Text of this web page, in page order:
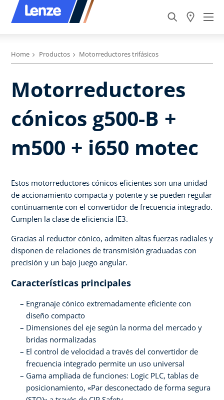
Home Productos Motorreductores trifásicos
Motorreductores
cónicos g500-B +
m500 + i650 motec
Estos motorreductores cónicos eficientes son una unidad
de accionamiento compacta y potente y se pueden regular
continuamente con el convertidor de frecuencia integrado.
Cumplen la clase de eficiencia IE3.
Gracias al reductor cónico, admiten altas fuerzas radiales y
disponen de relaciones de transmisión graduadas con
precisión y un bajo juego angular.
Características principales
Engranaje cónico extremadamente eficiente con
diseño compacto
Dimensiones del eje según la norma del mercado y
bridas normalizadas
El control de velocidad a través del convertidor de
frecuencia integrado permite un uso universal
Gama ampliada de funciones: Logic PLC, tablas de
posicionamiento, «Par desconectado de forma segura